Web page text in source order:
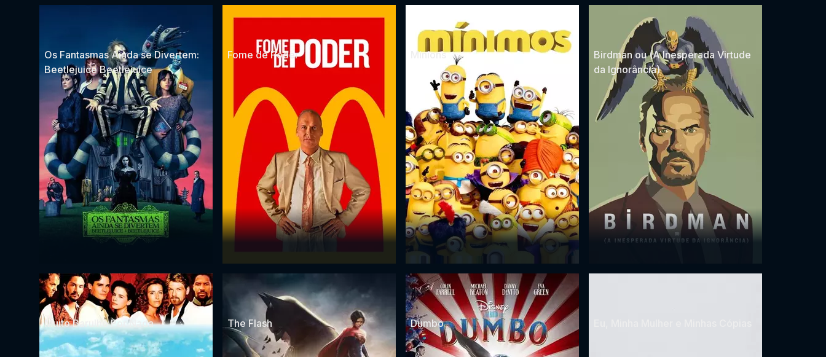
Os Fantasmas Ainda se Divertem:
Beetlejuice Beetlejuice
Fome de Poder Minions
Birdman ou (A Inesperada Virtude
da Ignorância)
Muito Barulho Por Nada The Flash Dumbo